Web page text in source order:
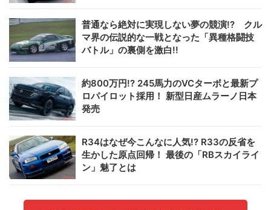
普通なら絶対に実現しない夢の競演!? クル
マ界の伝説的な一戦となった「異種格闘技
バトル」の裏側を激白!!
約800万円!? 245馬力のVCターボと最新プ
ロパイロット採用！ 新型日産ムラーノ日本
発売
R34はなぜ今こんなに人気!? R33の反省を
生かした原点回帰！ 最後の「RBスカイライ
ン」魅了とは